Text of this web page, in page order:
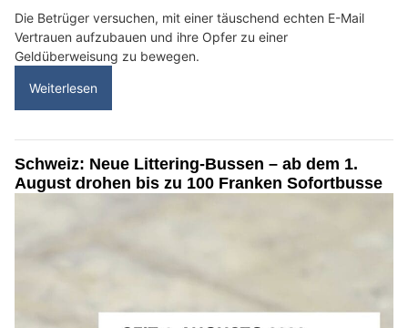
Die Betrüger versuchen, mit einer täuschend echten E-Mail
Vertrauen aufzubauen und ihre Opfer zu einer
Geldüberweisung zu bewegen.
Weiterlesen
Schweiz: Neue Littering-Bussen – ab dem 1.
August drohen bis zu 100 Franken Sofortbusse